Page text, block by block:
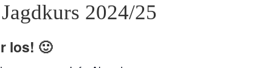
2024/25
los! 🙂